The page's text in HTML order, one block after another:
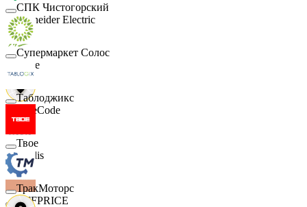
Schneider Electric
Ярче
FaceCode
Modis
OFFPRICE
СПК Чистогорский
Супермаркет Солос
Таблоджикс
Твое
ТракМоторс